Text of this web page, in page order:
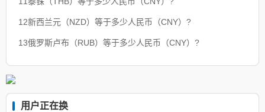
12新西兰元（NZD）等于多少人民币（CNY）?
13俄罗斯卢布（RUB）等于多少人民币（CNY）?
用户正在换